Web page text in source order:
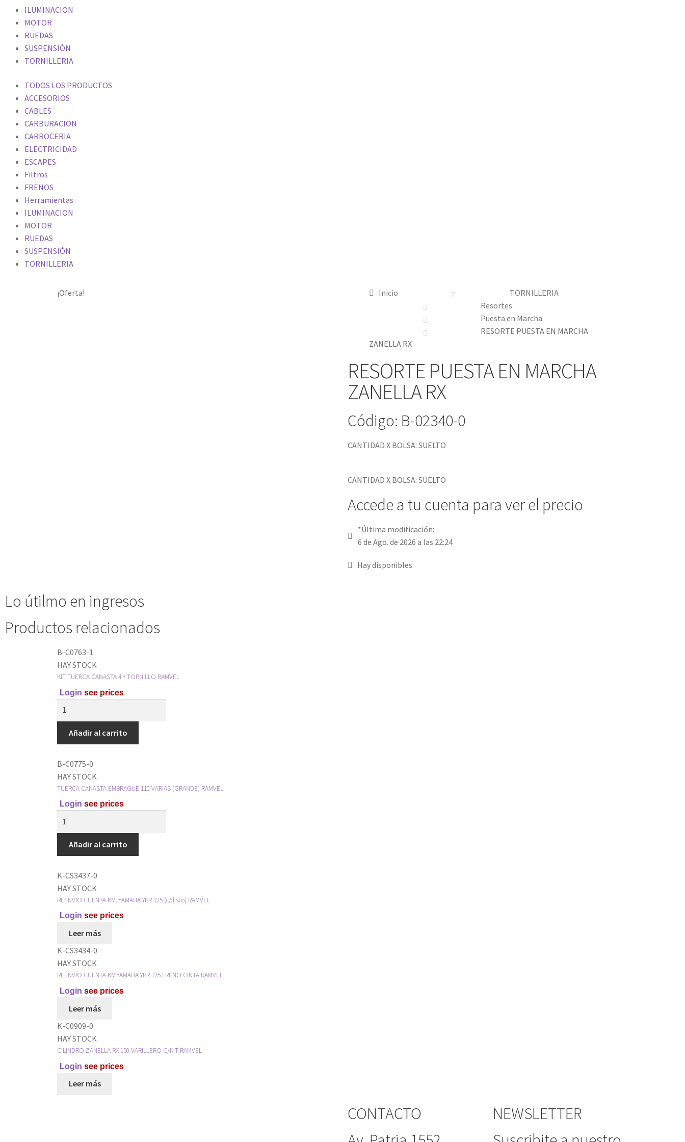
ILUMINACION
MOTOR
RUEDAS
SUSPENSIÓN
TORNILLERIA
TODOS LOS PRODUCTOS
ACCESORIOS
CABLES
CARBURACION
CARROCERIA
ELECTRICIDAD
ESCAPES
Filtros
FRENOS
Herramientas
ILUMINACION
MOTOR
RUEDAS
SUSPENSIÓN
TORNILLERIA
¡Oferta! Inicio
TORNILLERIA
Resortes
Puesta en Marcha
RESORTE PUESTA EN MARCHA
ZANELLA RX
RESORTE PUESTA EN MARCHA
ZANELLA RX
Código: B-02340-0
CANTIDAD X BOLSA: SUELTO
CANTIDAD X BOLSA: SUELTO
Accede a tu cuenta para ver el precio
*Última modificación:
6 de Ago. de 2026 a las 22:24
Hay disponibles
Lo útilmo en ingresos
Productos relacionados
B-C0763-1
HAY STOCK
KIT TUERCA CANASTA 4 Y TORNILLO RAMVEL
Login see prices
Añadir al carrito
B-C0775-0
HAY STOCK
TUERCA CANASTA EMBRAGUE 110 VARIAS (GRANDE) RAMVEL
Login see prices
Añadir al carrito
K-CS3437-0
HAY STOCK
REENVIO CUENTA KM. YAMAHA YBR 125 (c/disco) RAMVEL
Login see prices
Leer más
K-CS3434-0
HAY STOCK
REENVIO CUENTA KM.YAMAHA YBR 125 FRENO CINTA RAMVEL
Login see prices
Leer más
K-C0909-0
HAY STOCK
CILINDRO ZANELLA RX 150 VARILLERO C/KIT RAMVEL
Login see prices
Leer más
CONTACTO
NEWSLETTER